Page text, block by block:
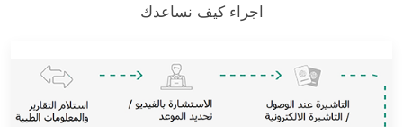
اجراء كيف نساعدك